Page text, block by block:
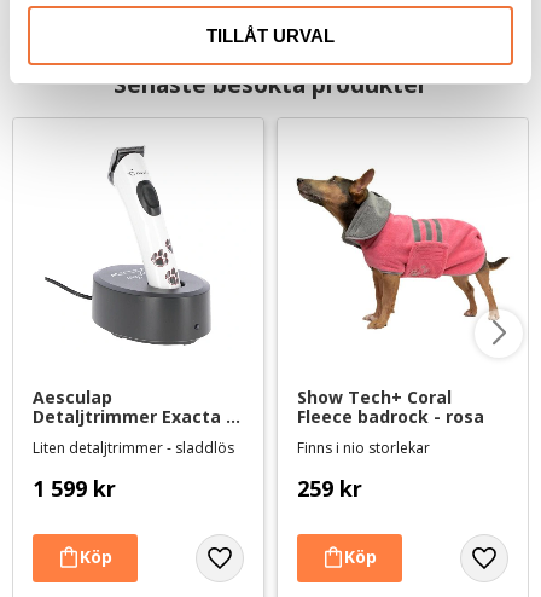
TILLÅT URVAL
Senaste besökta produkter
Aesculap
Detaljtrimmer Exacta -
Liten detaljtrimmer - sladdlös
1 599 kr
Show Tech+ Coral
Fleece badrock - rosa
Finns i nio storlekar
259 kr